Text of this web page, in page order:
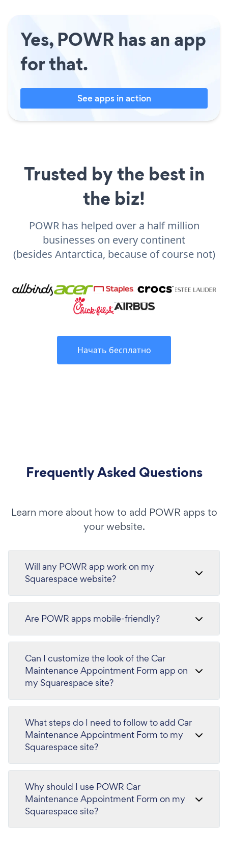
Yes, POWR has an app
for that.
See apps in action
Trusted by the best in
the biz!
POWR has helped over a half million
businesses on every continent
(besides Antarctica, because of course not)
Начать бесплатно
Frequently Asked Questions
Learn more about how to add POWR apps to
your website.
Will any POWR app work on my
Squarespace website?
Are POWR apps mobile-friendly?
Can I customize the look of the Car
Maintenance Appointment Form app on
my Squarespace site?
What steps do I need to follow to add Car
Maintenance Appointment Form to my
Squarespace site?
Why should I use POWR Car
Maintenance Appointment Form on my
Squarespace site?